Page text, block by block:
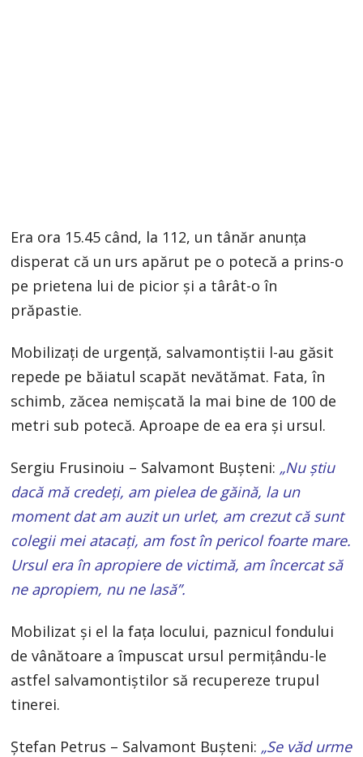
Era ora 15.45 când, la 112, un tânăr anunța
disperat că un urs apărut pe o potecă a prins-o
pe prietena lui de picior și a târât-o în
prăpastie.
Mobilizați de urgență, salvamontiștii l-au găsit
repede pe băiatul scapăt nevătămat. Fata, în
schimb, zăcea nemișcată la mai bine de 100 de
metri sub potecă. Aproape de ea era și ursul.
Sergiu Frusinoiu – Salvamont Bușteni: „Nu știu
dacă mă credeți, am pielea de găină, la un
moment dat am auzit un urlet, am crezut că sunt
colegii mei atacați, am fost în pericol foarte mare.
Ursul era în apropiere de victimă, am încercat să
ne apropiem, nu ne lasă”.
Mobilizat și el la fața locului, paznicul fondului
de vânătoare a împuscat ursul permițându-le
astfel salvamontiștilor să recupereze trupul
tinerei.
Ștefan Petrus – Salvamont Bușteni: „Se văd urme